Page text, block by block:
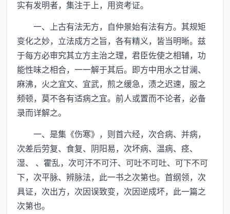
实有发明者，集注于上，用资考证。
一、上古有法无方，自仲景始有法有方。其规矩
变化之妙，立法成方之旨，各有精义，皆当明晰。兹
于每方必审究其立方主治之理，君臣佐使之相辅，功
能性味之相合，一一解于其后。即方中用水之甘澜、
麻沸，火之宜文、宜武，煎之缓急，渍之迟速，服之
频顿，莫不各有适病之宜。前人或置而不论者，必备
录而详解之。
一、是集《伤寒》，则首六经，次合病、并病，
次差后劳复、食复、阴阳易，次坏病、温病、痉、
湿、 、霍乱，次可汗不可汗、可吐不可吐、可下不可
下，次平脉、辨脉法，此一书之次第也。首纲领，次
具证，次出方，次因误致变，次因逆成坏，此一篇之
次第也。